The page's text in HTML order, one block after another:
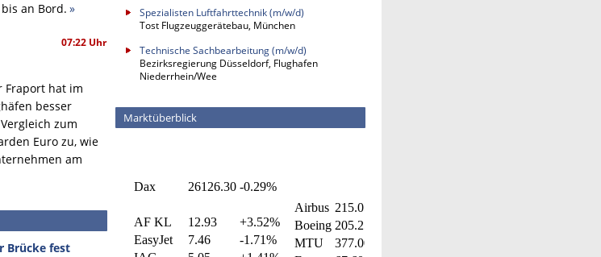
an Bord. »
07:22 Uhr
Fraport hat im
besser
zum
Euro zu, wie
am
Brücke fest
Spezialisten Luftfahrttechnik (m/w/d)
Tost Flugzeuggerätebau, München
Technische Sachbearbeitung (m/w/d)
Bezirksregierung Düsseldorf, Flughafen
Niederrhein/Wee
Marktüberblick